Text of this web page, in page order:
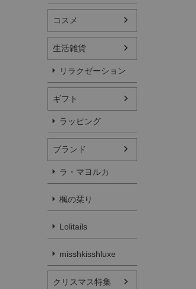
コスメ
生活雑貨
リラクゼーション
ギフト
ラッピング
ブランド
ラ・マヨルカ
楓の栞り
Lolitails
misshkisshluxe
クリスマス特集